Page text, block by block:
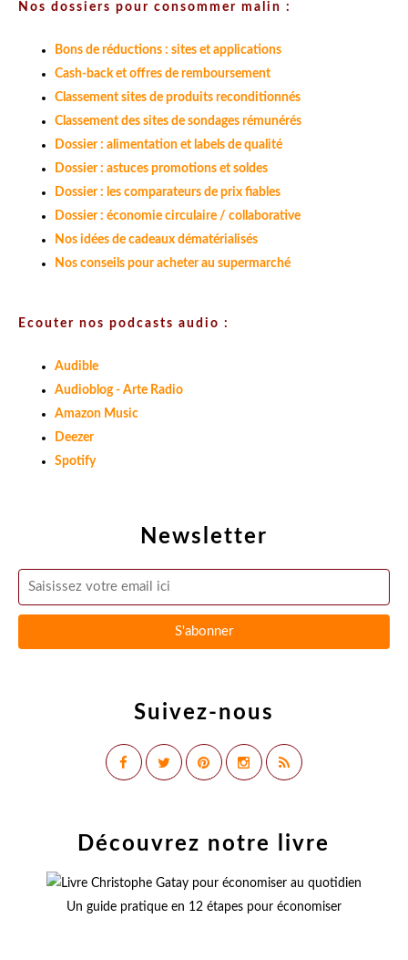
Newsletter
Suivez-nous
Nos dossiers pour consommer malin :
Bons de réductions : sites et applications
Cash-back et offres de remboursement
Classement sites de produits reconditionnés
Classement des sites de sondages rémunérés
Dossier : alimentation et labels de qualité
Dossier : astuces promotions et soldes
Dossier : les comparateurs de prix fiables
Dossier : économie circulaire / collaborative
Nos idées de cadeaux dématérialisés
Nos conseils pour acheter au supermarché
Ecouter nos podcasts audio :
Audible
Audioblog - Arte Radio
Amazon Music
Deezer
Spotify
Découvrez notre livre
Un guide pratique en 12 étapes pour économiser